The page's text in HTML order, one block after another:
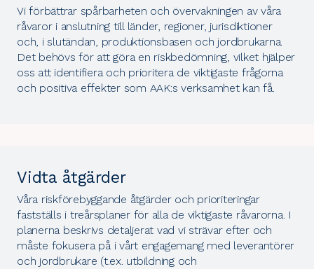
Vi förbättrar spårbarheten och övervakningen av våra
råvaror i anslutning till länder, regioner, jurisdiktioner
och, i slutändan, produktionsbasen och jordbrukarna.
Det behövs för att göra en riskbedömning, vilket hjälper
oss att identifiera och prioritera de viktigaste frågorna
och positiva effekter som AAK:s verksamhet kan få.
Vidta åtgärder
Våra riskförebyggande åtgärder och prioriteringar
fastställs i treårsplaner för alla de viktigaste råvarorna. I
planerna beskrivs detaljerat vad vi strävar efter och
måste fokusera på i vårt engagemang med leverantörer
och jordbrukare (t.ex. utbildning och